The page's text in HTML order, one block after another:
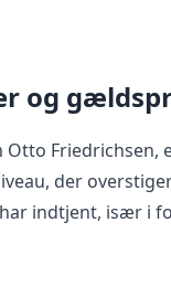
og
Friedrichsen,
der
indtjent, især i